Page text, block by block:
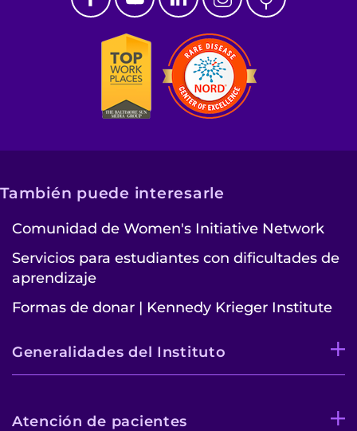
También puede interesarle
Comunidad de Women's Initiative Network
Servicios para estudiantes con dificultades de
aprendizaje
Formas de donar | Kennedy Krieger Institute
Generalidades del Instituto
Atención de pacientes